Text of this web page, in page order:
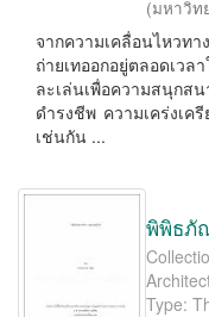
(มหาวิท
จากความเคลื่อนไหวท
ถ่ายเทออกอยู่ตลอดเ
ละเล่นเพื่อความสนุกส
ดำรงชีพ ความเคร่งเ
เช่นกัน ...
พิพิธภั
Type: